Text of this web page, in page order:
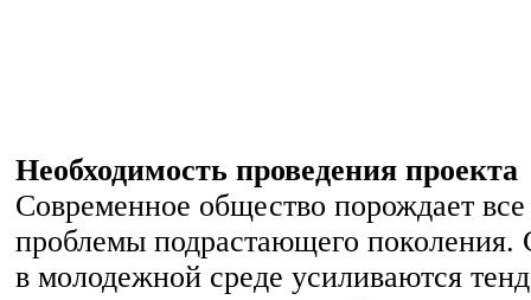
Необходимость проведения проекта
Современное общество порождает
проблемы подрастающего поколения.
в молодежной среде усиливаются